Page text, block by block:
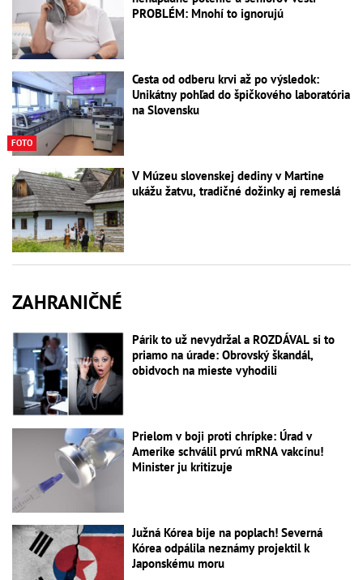
PROBLÉM: Mnohí to ignorujú
FOTO
Cesta od odberu krvi až po výsledok:
Unikátny pohľad do špičkového laboratória
na Slovensku
V Múzeu slovenskej dediny v Martine
ukážu žatvu, tradičné dožinky aj remeslá
ZAHRANIČNÉ
Párik to už nevydržal a ROZDÁVAL si to
priamo na úrade: Obrovský škandál,
obidvoch na mieste vyhodili
Prielom v boji proti chrípke: Úrad v
Amerike schválil prvú mRNA vakcínu!
Minister ju kritizuje
Južná Kórea bije na poplach! Severná
Kórea odpálila neznámy projektil k
Japonskému moru